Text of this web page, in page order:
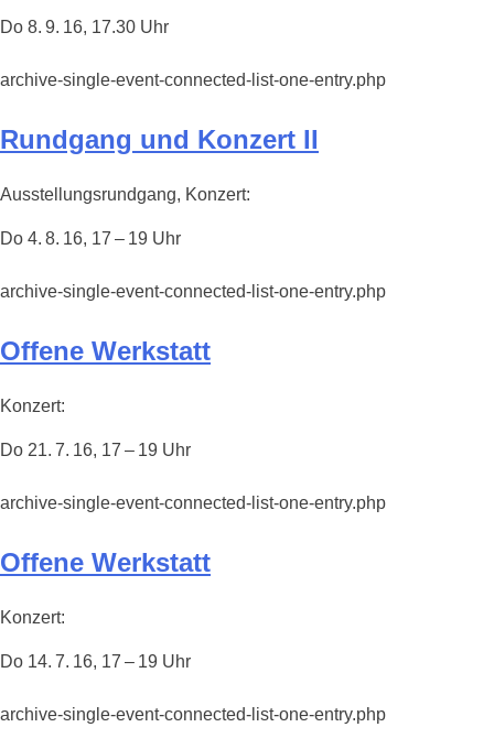
Do 8. 9. 16, 17.30 Uhr
archive-single-event-connected-list-one-entry.php
Rundgang und Konzert II
Ausstellungsrundgang, Konzert:
Do 4. 8. 16, 17 – 19 Uhr
archive-single-event-connected-list-one-entry.php
Offene Werkstatt
Konzert:
Do 21. 7. 16, 17 – 19 Uhr
archive-single-event-connected-list-one-entry.php
Offene Werkstatt
Konzert:
Do 14. 7. 16, 17 – 19 Uhr
archive-single-event-connected-list-one-entry.php